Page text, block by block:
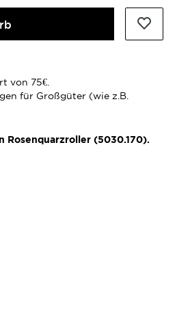
von 75€.
für Großgüter (wie z.B.
Rosenquarzroller (5030.170).